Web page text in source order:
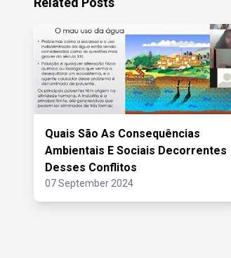
Quais São As Consequências
Ambientais E Sociais Decorrentes
Desses Conflitos
07 September 2024